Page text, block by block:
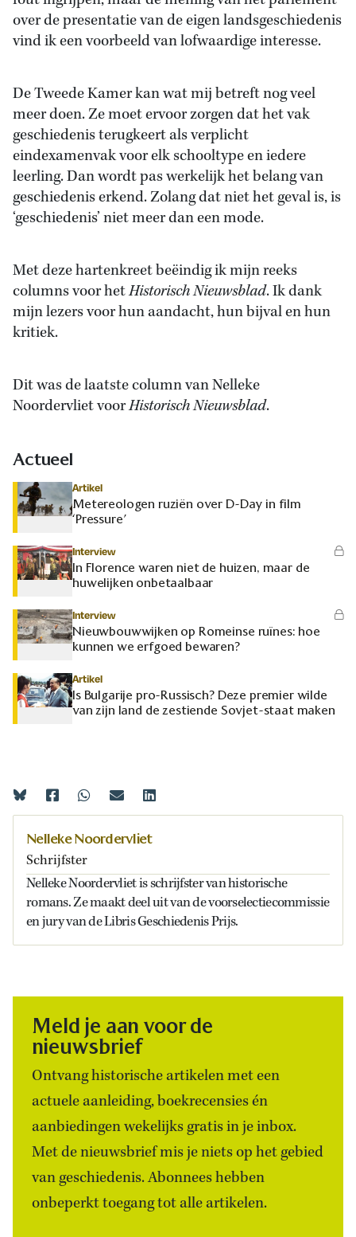
over de presentatie van de eigen landsgeschiedenis
vind ik een voorbeeld van lofwaardige interesse.
De Tweede Kamer kan wat mij betreft nog veel
meer doen. Ze moet ervoor zorgen dat het vak
geschiedenis terugkeert als verplicht
eindexamenvak voor elk schooltype en iedere
leerling. Dan wordt pas werkelijk het belang van
geschiedenis erkend. Zolang dat niet het geval is, is
‘geschiedenis’ niet meer dan een mode.
Met deze hartenkreet beëindig ik mijn reeks
columns voor hetHistorisch Nieuwsblad. Ik dank
mijn lezers voor hun aandacht, hun bijval en hun
kritiek.
Dit was de laatste column van Nelleke
Noordervliet voorHistorisch Nieuwsblad.
Actueel
Artikel
Metereologen ruziën over D-Day in film
‘Pressure’
Interview
In Florence waren niet de huizen, maar de
huwelijken onbetaalbaar
Interview
Nieuwbouwwijken op Romeinse ruïnes: hoe
kunnen we erfgoed bewaren?
Artikel
Is Bulgarije pro-Russisch? Deze premier wilde
van zijn land de zestiende Sovjet-staat maken
Nelleke Noordervliet
Schrijfster
Nelleke Noordervliet is schrijfster van historische
romans. Ze maakt deel uit van de voorselectiecommissie
en jury van de Libris Geschiedenis Prijs.
Meld je aan voor de
nieuwsbrief
Ontvang historische artikelen met een
actuele aanleiding, boekrecensies én
aanbiedingen wekelijks gratis in je inbox.
Met de nieuwsbrief mis je niets op het gebied
van geschiedenis. Abonnees hebben
onbeperkt toegang tot alle artikelen.